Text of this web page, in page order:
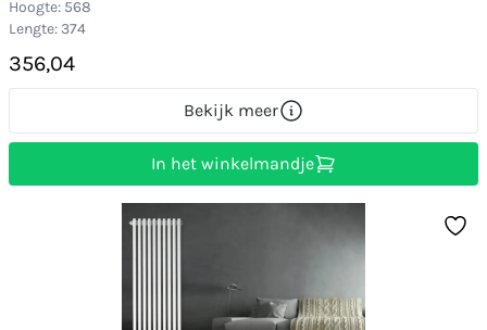
Hoogte: 568
Lengte: 374
356,04
Bekijk meer
In het winkelmandje